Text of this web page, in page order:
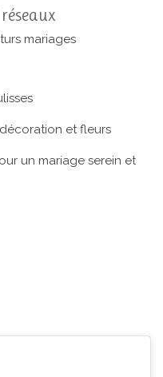
mariages
et fleurs
un mariage serein et